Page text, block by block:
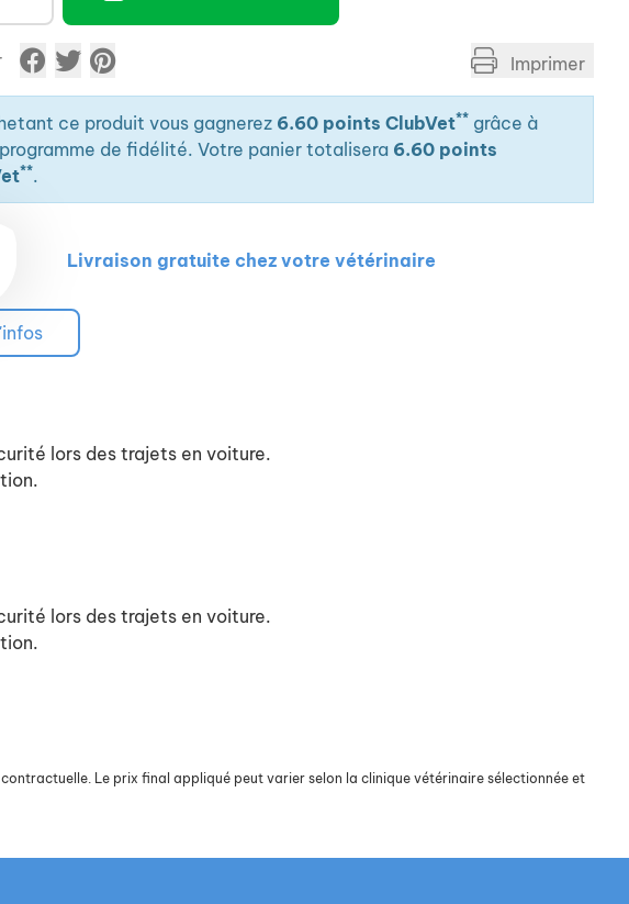
Imprimer
ce produit vous gagnerez 6.60 points ClubVet** grâce à
de fidélité. Votre panier totalisera 6.60 points
**.
Livraison gratuite chez votre vétérinaire
lors des trajets en voiture.
lors des trajets en voiture.
Le prix final appliqué peut varier selon la clinique vétérinaire sélectionnée et